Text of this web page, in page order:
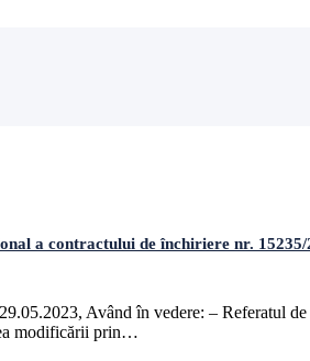
a contractului de închiriere nr.
Având în vedere: – Referatul
modificării prin…